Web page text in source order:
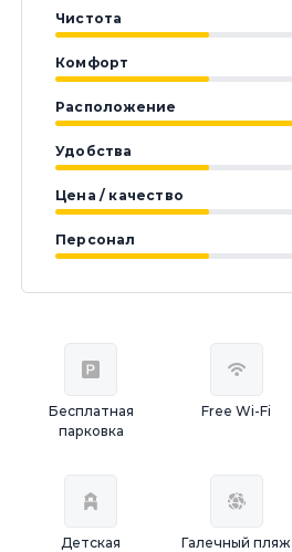
Чистота
Комфорт
Расположение
Удобства
Цена / качество
Персонал
Бесплатная
парковка
Free Wi-Fi
Детская
Галечный пляж